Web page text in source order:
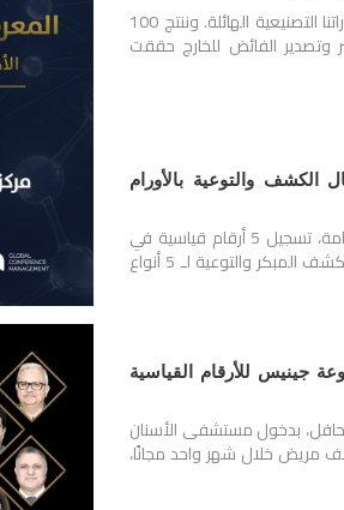
المدير العام لـ«إيفا فارما»: دخولنا موسوعة جينيس رسالة تعكس قدراتنا التصنيعية الهائلة. وننتج 100
مصر وتصدير الفائض للخارج حققت
الكشف والتوعية بالأورام
أعلن الدكتور محمد حساني مساعد وزير والسكان لمبادرات الصحة العامة، تسجيل 5 أرقام قياسية في
موسوعة «جينيس» للأرقام القياسية، بتحقيق أكبر عدد من فحوص الكشف المبكر والتوعية لـ 5 أنواع
جينيس للأرقام القياسية
بدخول مستشفى الأسنان
لها موسوعة جينيس للأرقام القياسية للمرة الثانية، لعلاجها 50 ألف مريض خلال شهر واحد مجانًا،